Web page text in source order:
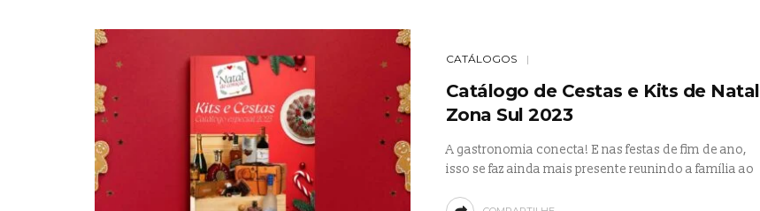
CATÁLOGOS
Catálogo de Cestas e Kits de Natal
Zona Sul 2023
A gastronomia conecta! E nas festas de fim de ano,
isso se faz ainda mais presente reunindo a família ao